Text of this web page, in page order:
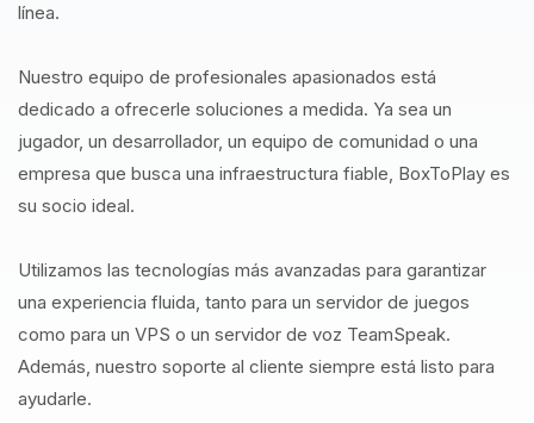
línea.
Nuestro equipo de profesionales apasionados está
dedicado a ofrecerle soluciones a medida. Ya sea un
jugador, un desarrollador, un equipo de comunidad o una
empresa que busca una infraestructura fiable, BoxToPlay es
su socio ideal.
Utilizamos las tecnologías más avanzadas para garantizar
una experiencia fluida, tanto para un servidor de juegos
como para un VPS o un servidor de voz TeamSpeak.
Además, nuestro soporte al cliente siempre está listo para
ayudarle.